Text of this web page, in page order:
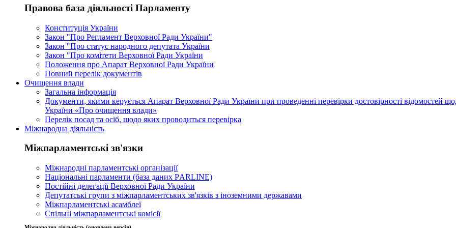
Правова база діяльності Парламенту
Конституція України
Закон "Про Регламент Верховної Ради України"
Закон "Про статус народного депутата України
Закон "Про комітети Верховної Ради України
Положення про Апарат Верховної Ради України
Повний перелік документів
Очищення влади
Загальна інформація
Документи, якими керується Апарат Верховної Ради України при проведенні перевірки достовірності відомостей
України «Про очищення влади»
Перелік посад та осіб, щодо яких проводиться перевірка
Міжнародна діяльність
Міжпарламентські зв'язки
Міжнародні парламентські організації
Національні парламенти (база даних РARLINE)
Постійні делегації Верховної Ради України
Депутатські групи з міжпарламентських зв'язків з іноземними державами
Міжпарламентські асамблеї
Спільні міжпарламентські комісії